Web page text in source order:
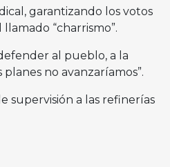
garantizando los votos
“charrismo”.
al pueblo, a la
no avanzaríamos”.
supervisión a las refinerías